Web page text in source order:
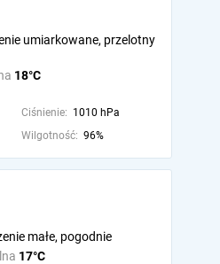
18°C
umiarkowane, przelotny
Ciśnienie: 1010 hPa
Wilgotność: 96%
17°C
małe, pogodnie